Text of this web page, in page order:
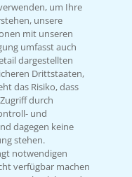
um Ihre
unsere
mit unseren
umfasst auch
dargestellten
Drittstaaten,
das Risiko, dass
durch
und
dagegen keine
stehen.
notwendigen
verfügbar machen